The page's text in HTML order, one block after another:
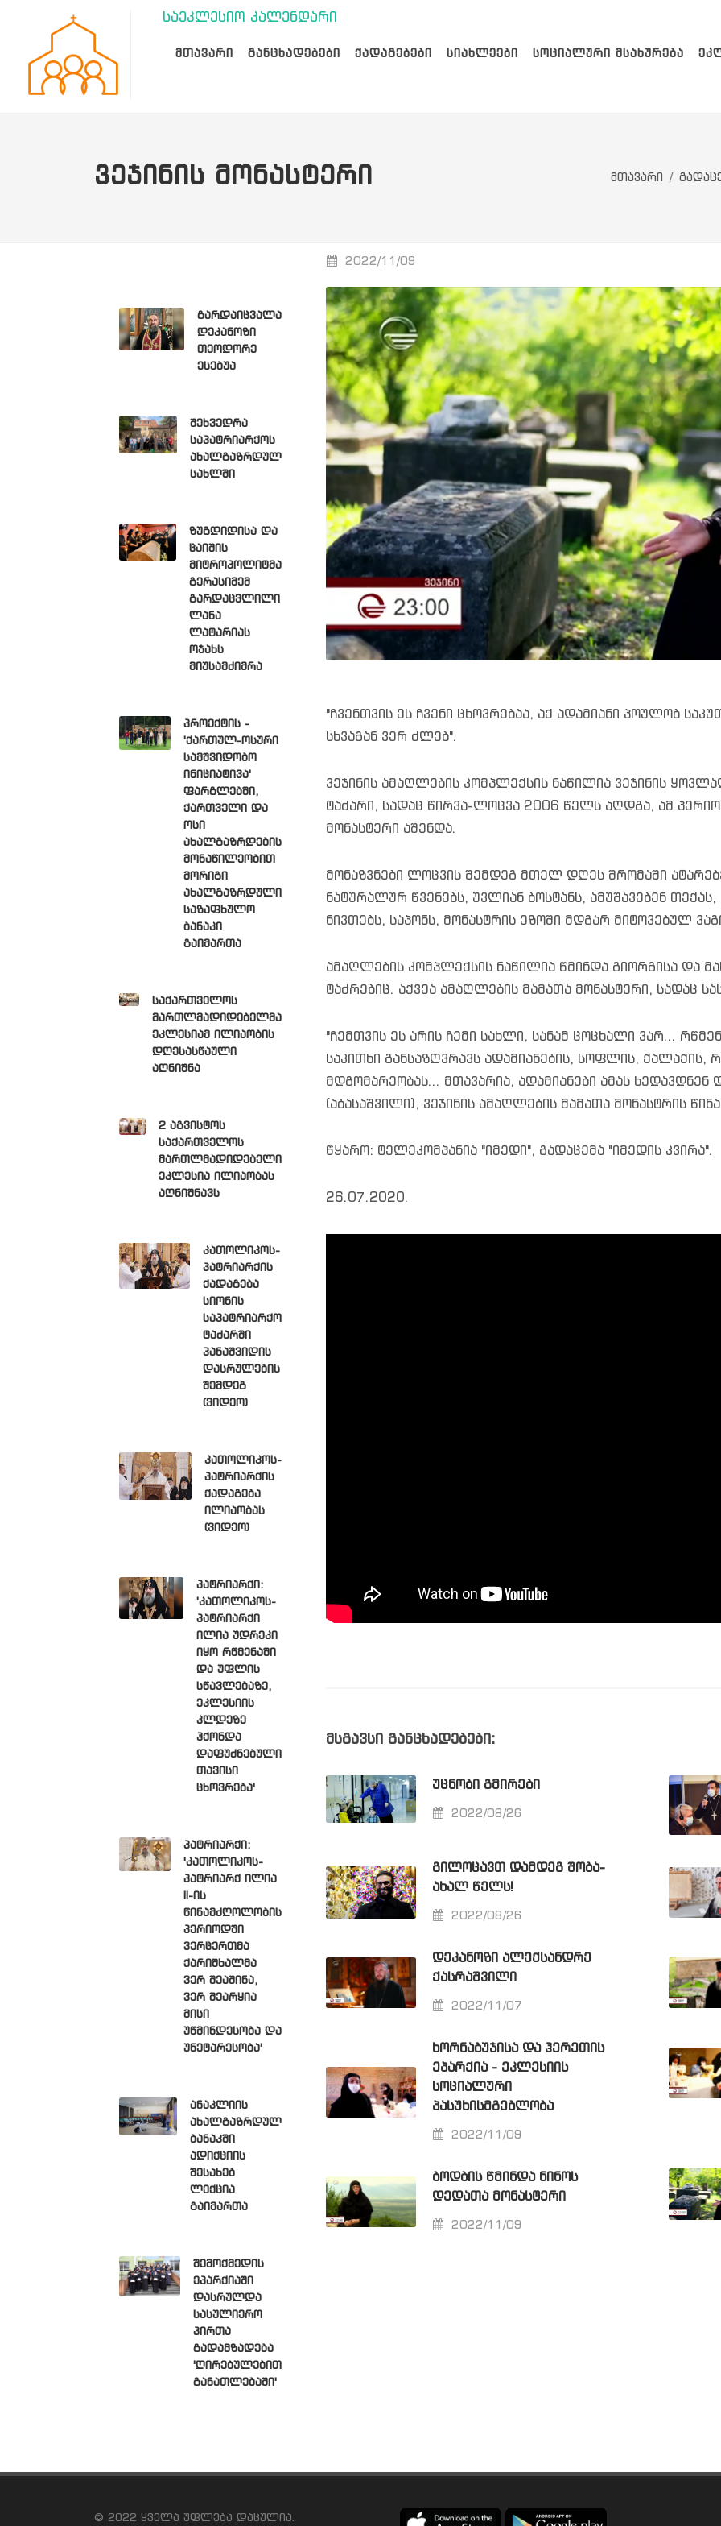
საეკლესიო კალენდარი
ᲛᲗᲐᲕᲐᲠᲘ ᲒᲐᲜᲪᲮᲐᲓᲔᲑᲔᲑᲘ ᲥᲐᲓᲐᲒᲔᲑᲔᲑᲘ ᲡᲘᲐᲮᲚᲔᲔᲑᲘ ᲡᲝᲪᲘᲐᲚᲣᲠᲘ ᲛᲡᲐᲮᲣᲠᲔᲑᲐ
ᲕᲔᲯᲘᲜᲘᲡ ᲛᲝᲜᲐᲡᲢᲔᲠᲘ მთავარი
2022/11/09
"ჩვენთვის ეს ჩვენი ცხოვრებაა, აქ ადამიანი პოულობ
სხვაგან ვერ ძლებ".
ვეჯინის ამაღლების კომპლექსის ნაწილია ვეჯინის
ტაძარი, სადაც წირვა-ლოცვა 2006 წელს აღდგა, ამ
მონასტერი აშენდა.
მონაზვნები ლოცვის შემდეგ მთელ დღეს შრომაში
ნატურალურ წვენებს, უვლიან ბოსტანს, ამუშავებენ
ნივთებს, საპონს, მონასტრის ეზოში მდგარ მიტოვებულ
ამაღლების კომპლექსის ნაწილია წმინდა გიორგისა და
ტაძრებიც. აქვეა ამაღლების მამათა მონასტერი, სადაც
"ჩემთვის ეს არის ჩემი სახლი, სანამ ცოცხალი ვარ...
საკითხი განსაზღვრავს ადამიანების, სოფლის, ქალაქის,
მდგომარეობას... მთავარია, ადამიანები ამას
(აბასაშვილი), ვეჯინის ამაღლების მამათა მონასტრის
წყარო: ტელეკომპანია "იმედი", გადაცემა "იმედის კვირა".
26.07.2020.
მსგავსი განცხადებები:
ᲣᲪᲜᲝᲑᲘ ᲒᲛᲘᲠᲔᲑᲘ
2022/08/26
ᲒᲘᲚᲝᲪᲐᲕᲗ ᲓᲐᲛᲓᲔᲒ ᲨᲝᲑᲐ-
ᲐᲮᲐᲚ ᲬᲔᲚᲡ!
2022/08/26
ᲓᲔᲙᲐᲜᲝᲖᲘ ᲐᲚᲔᲥᲡᲐᲜᲓᲠᲔ
ᲥᲐᲡᲠᲐᲨᲕᲘᲚᲘ
2022/11/07
ᲮᲝᲠᲜᲐᲑᲣᲯᲘᲡᲐ ᲓᲐ ᲰᲔᲠᲔᲗᲘᲡ
ᲔᲞᲐᲠᲥᲘᲐ - ᲔᲙᲚᲔᲡᲘᲘᲡ
ᲡᲝᲪᲘᲐᲚᲣᲠᲘ
ᲞᲐᲡᲣᲮᲘᲡᲛᲒᲔᲑᲚᲝᲑᲐ
2022/11/09
ᲑᲝᲓᲑᲘᲡ ᲬᲛᲘᲜᲓᲐ ᲜᲘᲜᲝᲡ
ᲓᲔᲓᲐᲗᲐ ᲛᲝᲜᲐᲡᲢᲔᲠᲘ
2022/11/09
გარდაიცვალა
დეკანოზი
თეოდორე
ესებუა
შეხვედრა
საპატრიარქოს
ახალგაზრდულ
სახლში
ზუგდიდისა და
ცაიშის
მიტროპოლიტმა
გერასიმემ
გარდაცვლილი
ლანა
ლატარიას
ოჯახს
მიუსამძიმრა
პროექტის -
'ქართულ-ოსური
სამშვიდობო
ინიციატივა'
ფარგლებში,
ქართველი და
ოსი
ახალგაზრდების
მონაწილეობით
მორიგი
ახალგაზრდული
საზაფხულო
ბანაკი
გაიმართა
საქართველოს
მართლმადიდებელმა
ეკლესიამ ილიაობის
დღესასწაული
აღნიშნა
2 აგვისტოს
საქართველოს
მართლმადიდებელი
ეკლესია ილიაობას
აღნიშნავს
კათოლიკოს-
პატრიარქის
ქადაგება
სიონის
საპატრიარქო
ტაძარში
პანაშვიდის
დასრულების
შემდეგ
(ვიდეო)
კათოლიკოს-
პატრიარქის
ქადაგება
ილიაობას
(ვიდეო)
პატრიარქი:
'კათოლიკოს-
პატრიარქი
ილია უდრეკი
იყო რწმენაში
და უფლის
სწავლებაზე,
ეკლესიის
კლდეზე
ჰქონდა
დაფუძნებული
თავისი
ცხოვრება'
პატრიარქი:
'კათოლიკოს-
პატრიარქ ილია
II-ის
წინამძღოლობის
პერიოდში
ვერცერთმა
ქარიშხალმა
ვერ შეაშინა,
ვერ შეარყია
მისი
უწმინდესობა და
უნეტარესობა'
ანაკლიის
ახალგაზრდულ
ბანაკში
ადიქციის
შესახებ
ლექცია
გაიმართა
შემოქმედის
ეპარქიაში
დასრულდა
სასულიერო
პირთა
გადამზადება
'ღირებულებით
განათლებაში'
© 2022 ყველა უფლება დაცულია.